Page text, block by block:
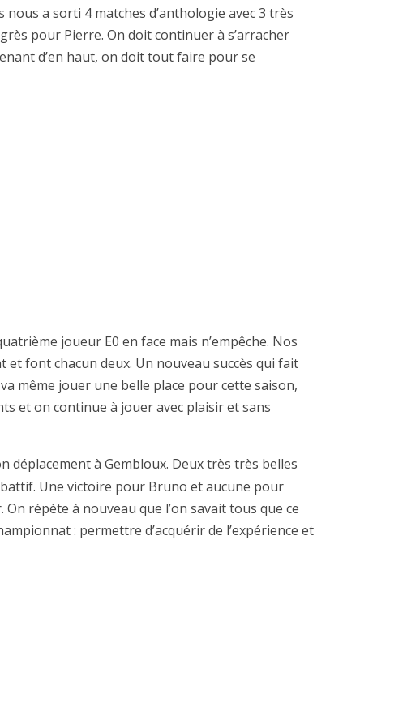
nous a sorti 4 matches d’anthologie avec 3 très
pour Pierre. On doit continuer à s’arracher
d’en haut, on doit tout faire pour se
joueur E0 en face mais n’empêche. Nos
et font chacun deux. Un nouveau succès qui fait
même jouer une belle place pour cette saison,
et on continue à jouer avec plaisir et sans
déplacement à Gembloux. Deux très très belles
Une victoire pour Bruno et aucune pour
répète à nouveau que l’on savait tous que ce
: permettre d’acquérir de l’expérience et